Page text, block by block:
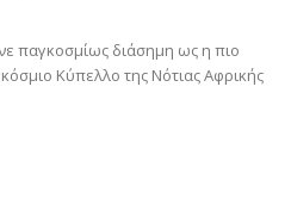
παγκοσμίως διάσημη ως η πιο
Κύπελλο της Νότιας Αφρικής